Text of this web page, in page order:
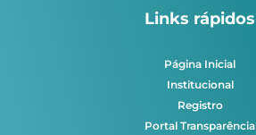
Links rápidos
Página Inicial
Institucional
Registro
Portal Transparência